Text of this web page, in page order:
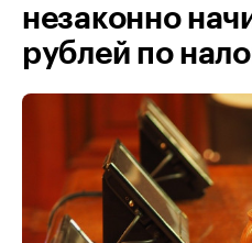
незаконно
рублей по